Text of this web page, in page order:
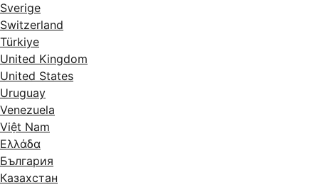
Sverige
Switzerland
Türkiye
United Kingdom
United States
Uruguay
Venezuela
Việt Nam
Ελλάδα
България
Казахстан